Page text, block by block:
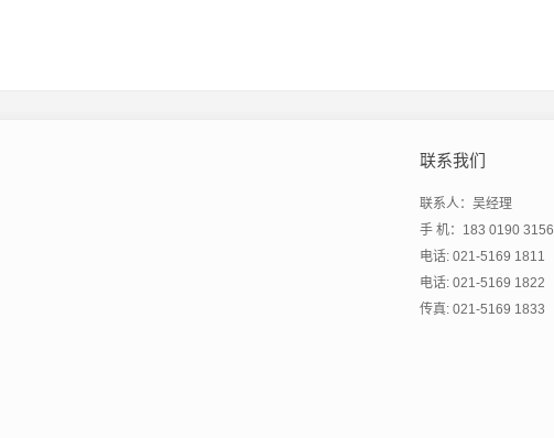
联系我们
联系人：吴经理
手 机：183 0190 3156
电话: 021-5169 1811
电话: 021-5169 1822
传真: 021-5169 1833